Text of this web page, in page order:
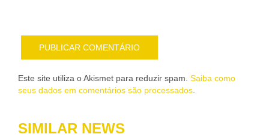
Este site utiliza o Akismet para reduzir spam. Saiba como
seus dados em comentários são processados
SIMILAR NEWS